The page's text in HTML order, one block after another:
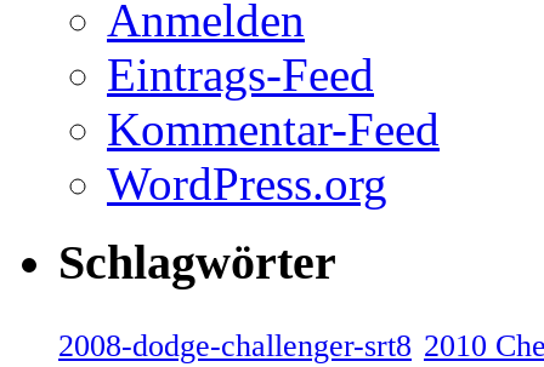
Anmelden
Eintrags-Feed
Kommentar-Feed
WordPress.org
Schlagwörter
2008-dodge-challenger-srt8 2010